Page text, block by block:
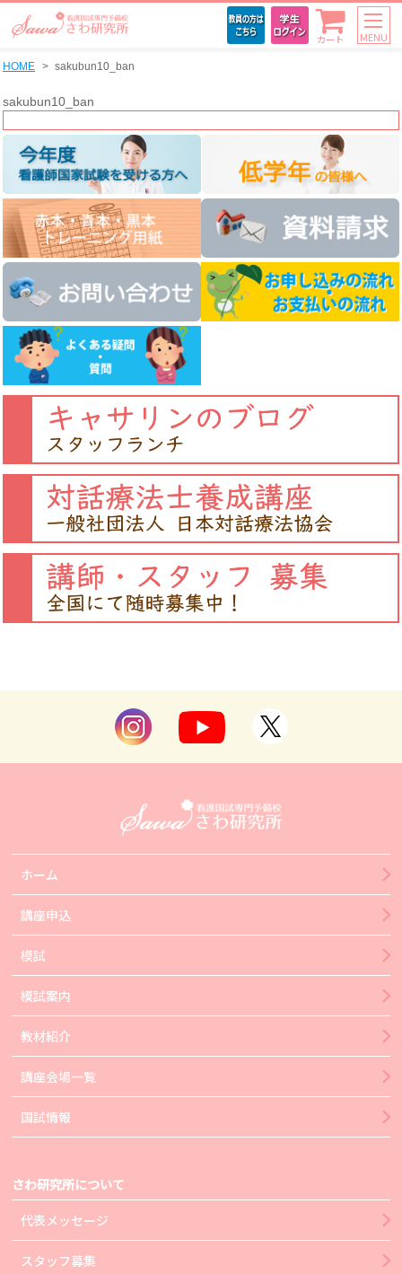
カート MENU
HOME sakubun10_ban
sakubun10_ban
ホーム
講座申込
模試
模試案内
教材紹介
講座会場一覧
国試情報
さわ研究所について
代表メッセージ
スタッフ募集